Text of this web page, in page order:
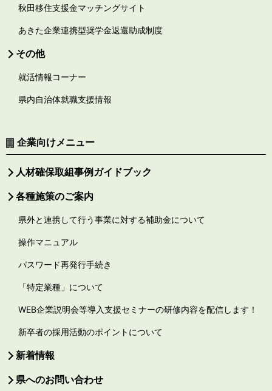
秋田移住支援金マッチングサイト
あきた企業連携型奨学金返還助成制度
その他
就活情報コーナー
県内自治体就職支援情報
企業向けメニュー
人材確保取組事例ガイドブック
各種施策のご案内
県外と連携して行う事業に対する補助金について
操作マニュアル
パスワード再発行手続き
「特定業種」について
WEB企業説明会等導入支援セミナーの研修内容を配信します！
新卒者の採用活動のポイントについて
新着情報
県へのお問い合わせ